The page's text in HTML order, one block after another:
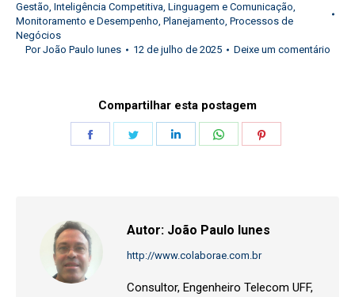
Gestão, Inteligência Competitiva, Linguagem e Comunicação,
Monitoramento e Desempenho, Planejamento, Processos de
Negócios
PorJoão Paulo Iunes 12 de julho de 2025 Deixe um comentário
Compartilhar esta postagem
Autor: João Paulo Iunes
http://www.colaborae.com.br
Consultor, Engenheiro Telecom UFF,